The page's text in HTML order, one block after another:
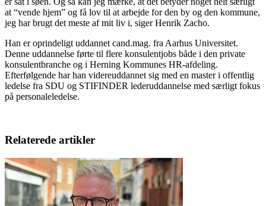
at “vende hjem” og få lov til at arbejde for den by og den kommune,
jeg har brugt det meste af mit liv i, siger Henrik Zacho.
Han er oprindeligt uddannet cand.mag. fra Aarhus Universitet.
Denne uddannelse førte til flere konsulentjobs både i den private
konsulentbranche og i Herning Kommunes HR-afdeling.
Efterfølgende har han videreuddannet sig med en master i offentlig
ledelse fra SDU og STIFINDER lederuddannelse med særligt fokus
på personaleledelse.
Relaterede artikler